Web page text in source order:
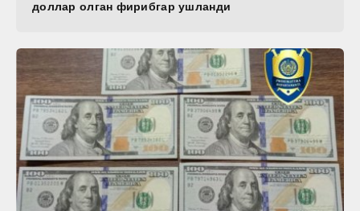
доллар олган фирибгар ушланди